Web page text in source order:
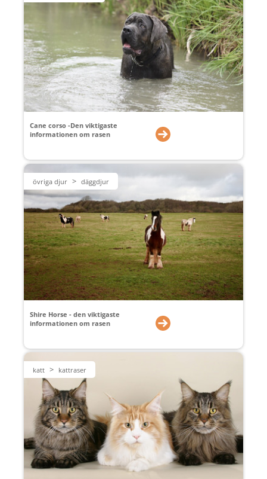
Cane corso -Den viktigaste
informationen om rasen
övriga djur > däggdjur
Shire Horse - den viktigaste
informationen om rasen
katt > kattraser